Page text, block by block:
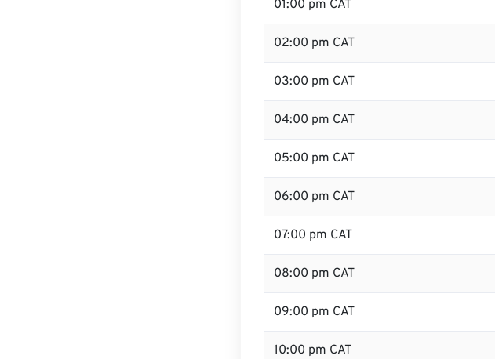
01:00 pm CAT
02:00 pm CAT
03:00 pm CAT
04:00 pm CAT
05:00 pm CAT
06:00 pm CAT
07:00 pm CAT
08:00 pm CAT
09:00 pm CAT
10:00 pm CAT